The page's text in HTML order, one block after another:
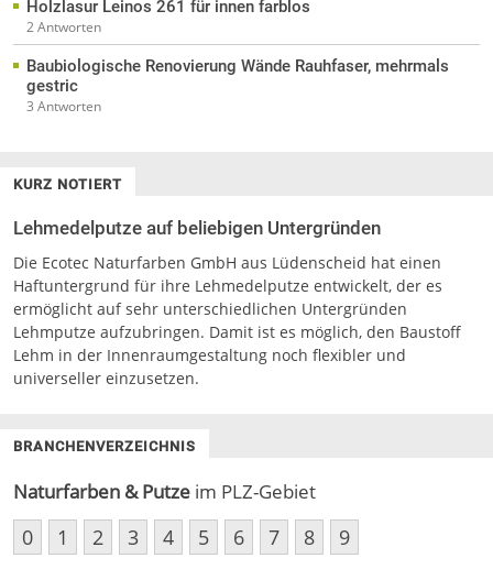
Holzlasur Leinos 261 für innen farblos
2 Antworten
Baubiologische Renovierung Wände Rauhfaser, mehrmals
gestric
3 Antworten
KURZ NOTIERT
Lehmedelputze auf beliebigen Untergründen
Die Ecotec Naturfarben GmbH aus Lüdenscheid hat einen
Haftuntergrund für ihre Lehmedelputze entwickelt, der es
ermöglicht auf sehr unterschiedlichen Untergründen
Lehmputze aufzubringen. Damit ist es möglich, den Baustoff
Lehm in der Innenraumgestaltung noch flexibler und
universeller einzusetzen.
BRANCHENVERZEICHNIS
Naturfarben & Putze im PLZ-Gebiet
0 1 2 3 4 5 6 7 8 9